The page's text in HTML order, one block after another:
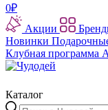
0₽
Акции
Новинки
Клубная программа
Каталог